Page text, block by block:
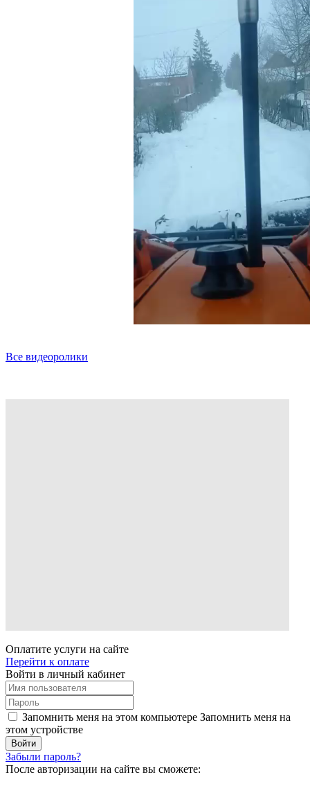
Все видеоролики
Оплатите услуги на сайте
Перейти к оплате
Войти в личный кабинет
Запомнить меня на этом компьютере Запомнить меня на
этом устройстве
Забыли пароль?
После авторизации на сайте вы сможете: